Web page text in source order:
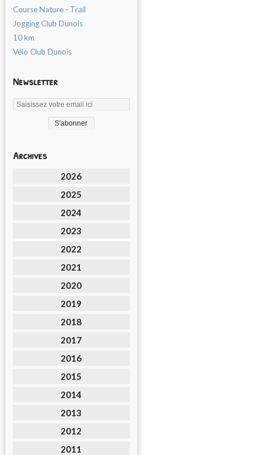
Course Nature - Trail
Jogging Club Dunois
10 km
Vélo Club Dunois
Newsletter
Archives
2026
2025
2024
2023
2022
2021
2020
2019
2018
2017
2016
2015
2014
2013
2012
2011